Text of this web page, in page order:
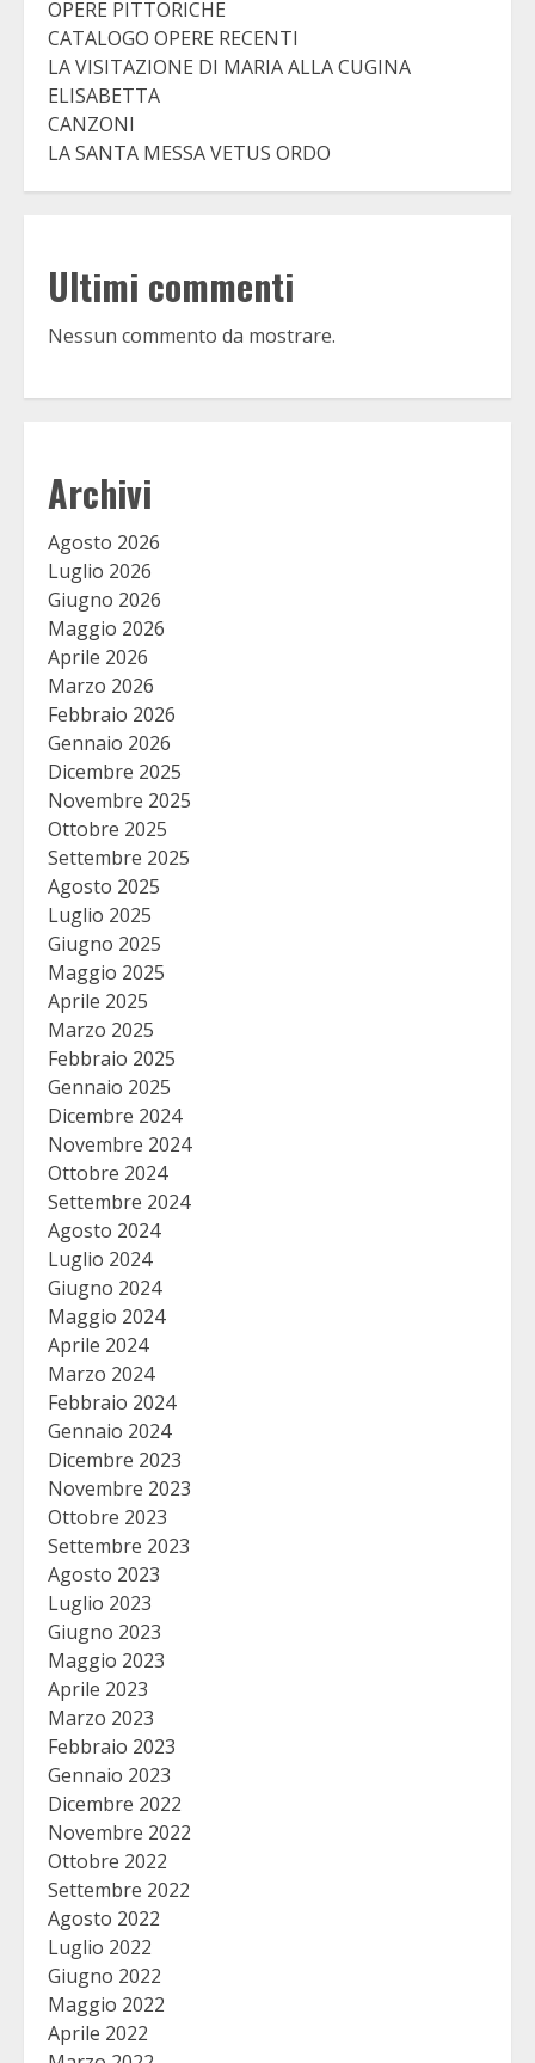
OPERE PITTORICHE
CATALOGO OPERE RECENTI
LA VISITAZIONE DI MARIA ALLA CUGINA
ELISABETTA
CANZONI
LA SANTA MESSA VETUS ORDO
Ultimi commenti
Nessun commento da mostrare.
Archivi
Agosto 2026
Luglio 2026
Giugno 2026
Maggio 2026
Aprile 2026
Marzo 2026
Febbraio 2026
Gennaio 2026
Dicembre 2025
Novembre 2025
Ottobre 2025
Settembre 2025
Agosto 2025
Luglio 2025
Giugno 2025
Maggio 2025
Aprile 2025
Marzo 2025
Febbraio 2025
Gennaio 2025
Dicembre 2024
Novembre 2024
Ottobre 2024
Settembre 2024
Agosto 2024
Luglio 2024
Giugno 2024
Maggio 2024
Aprile 2024
Marzo 2024
Febbraio 2024
Gennaio 2024
Dicembre 2023
Novembre 2023
Ottobre 2023
Settembre 2023
Agosto 2023
Luglio 2023
Giugno 2023
Maggio 2023
Aprile 2023
Marzo 2023
Febbraio 2023
Gennaio 2023
Dicembre 2022
Novembre 2022
Ottobre 2022
Settembre 2022
Agosto 2022
Luglio 2022
Giugno 2022
Maggio 2022
Aprile 2022